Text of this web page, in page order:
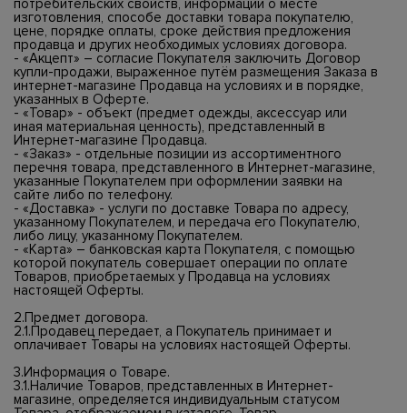
потребительских свойств, информации о месте
изготовления, способе доставки товара покупателю,
цене, порядке оплаты, сроке действия предложения
продавца и других необходимых условиях договора.
- «Акцепт» – согласие Покупателя заключить Договор
купли-продажи, выраженное путём размещения Заказа в
интернет-магазине Продавца на условиях и в порядке,
указанных в Оферте.
- «Товар» - объект (предмет одежды, аксессуар или
иная материальная ценность), представленный в
Интернет-магазине Продавца.
- «Заказ» - отдельные позиции из ассортиментного
перечня товара, представленного в Интернет-магазине,
указанные Покупателем при оформлении заявки на
сайте либо по телефону.
- «Доставка» - услуги по доставке Товара по адресу,
указанному Покупателем, и передача его Покупателю,
либо лицу, указанному Покупателем.
- «Карта» – банковская карта Покупателя, с помощью
которой покупатель совершает операции по оплате
Товаров, приобретаемых у Продавца на условиях
настоящей Оферты.
2.Предмет договора.
2.1.Продавец передает, а Покупатель принимает и
оплачивает Товары на условиях настоящей Оферты.
3.Информация о Товаре.
3.1.Наличие Товаров, представленных в Интернет-
магазине, определяется индивидуальным статусом